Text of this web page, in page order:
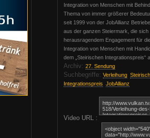
Integration von Menschen mit
Thema von immer größerer
seit 1999 von der JobAllianz
aus der ganzen Steiermark, die sich
herausragendem Engagement für
Integration von Menschen mit
dem „Steirischen Integrationspreis“
Archiv: 27. Sendung
Suchbegriffe: Verleihung
Integrationspreis JobAllianz
Video URL :